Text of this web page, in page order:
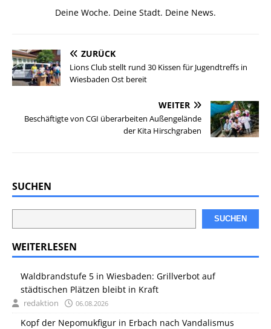
Deine Woche. Deine Stadt. Deine News.
ZURÜCK
Lions Club stellt rund 30 Kissen für Jugendtreffs in
Wiesbaden Ost bereit
WEITER
Beschäftigte von CGI überarbeiten Außengelände
der Kita Hirschgraben
SUCHEN
SUCHEN
WEITERLESEN
Waldbrandstufe 5 in Wiesbaden: Grillverbot auf
städtischen Plätzen bleibt in Kraft
redaktion 06.08.2026
Kopf der Nepomukfigur in Erbach nach Vandalismus